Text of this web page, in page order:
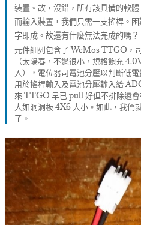
頁面練習
隱私權政策
裝置。故，沒錯，所有該具備的軟
而輸入裝置，我們只需一支搖桿。
字即成。故還有什麼無法完成的嗎？
元件細列包含了 WeMos TTGO，
（太陽春，不過很小，規格飽充
入），電位器司電池分壓以判斷低
用於搖桿輸入及電池分壓輸入給
來 TTGO 早已 pull 好但不排除還
大如洞洞板 4X6 大小。如此，我們
了。